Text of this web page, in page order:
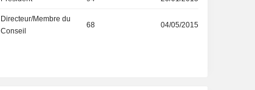
Directeur/Membre du
Conseil
68 04/05/2015